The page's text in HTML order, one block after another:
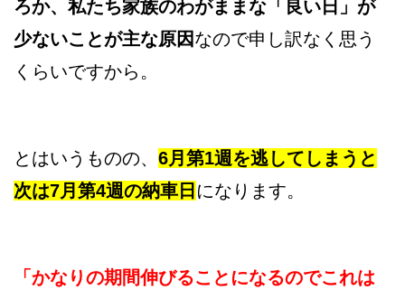
ろか、私たち家族のわがままな「良い日」が
少ないことが主な原因なので申し訳なく思う
くらいですから。
とはいうものの、 6月第1週を逃してしまうと
次は7月第4週の納車日 になります。
「かなりの期間伸びることになるのでこれは